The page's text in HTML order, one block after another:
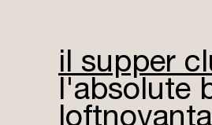
il supper
l'absolute